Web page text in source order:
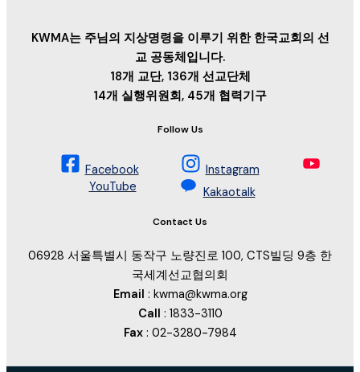
KWMA는 주님의 지상명령을 이루기 위한 한국교회의 선
교 공동체입니다.
18개 교단, 136개 선교단체
14개 실행위원회, 45개 협력기구
Follow Us
Facebook
Instagram
YouTube
Kakaotalk
Contact Us
06928 서울특별시 동작구 노량진로 100, CTS빌딩 9층 한
국세계선교협의회
Email : kwma@kwma.org
Call : 1833-3110
Fax : 02-3280-7984